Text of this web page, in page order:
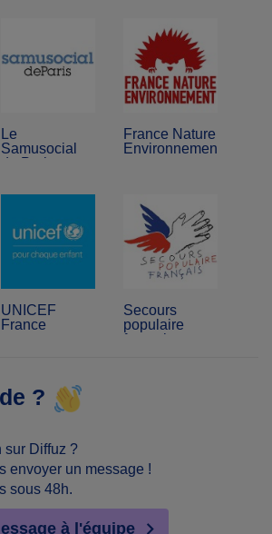
Le
Samusocial
de Paris
France Nature
Environnement
UNICEF
France
Secours
populaire
français
?
sur Diffuz ?
envoyer un message !
sous 48h.
à l'équipe